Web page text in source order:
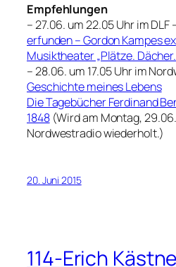
Empfehlungen
– 27.06. um 22.05 Uhr im DLF
erfunden – Gordon Kampes
Musiktheater „Plätze.
– 28.06. um 17.05 Uhr im
Geschichte meines Lebens
Die Tagebücher Ferdinand
1848(Wird am Montag,
Nordwestradio wiederholt.)
20. Juni 2015
114-Erich